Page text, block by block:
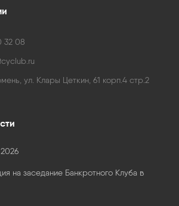
32 08
ул. Клары Цеткин, 61 корп.4 стр.2
на заседание Банкротного Клуба в